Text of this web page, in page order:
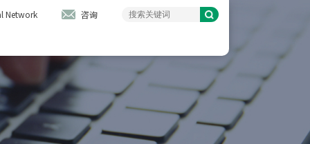
Network 咨询